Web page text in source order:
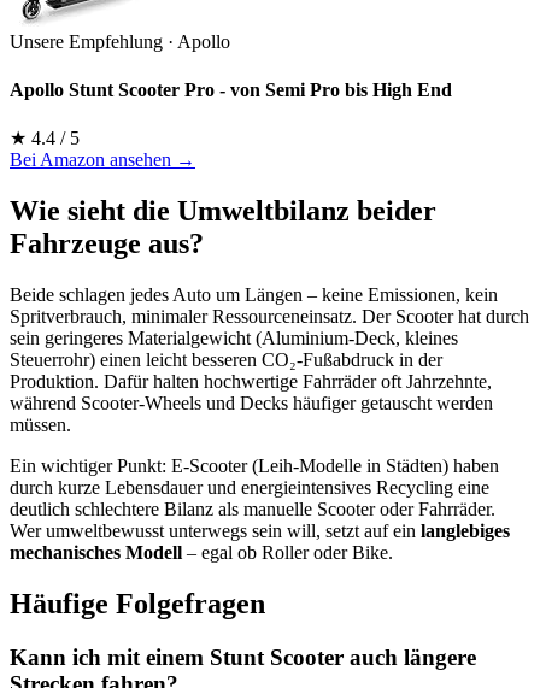
Unsere Empfehlung · Apollo
Apollo Stunt Scooter Pro - von Semi Pro bis High End
★ 4.4 / 5
Bei Amazon ansehen →
Wie sieht die Umweltbilanz beider
Fahrzeuge aus?
Beide schlagen jedes Auto um Längen – keine Emissionen, kein
Spritverbrauch, minimaler Ressourceneinsatz. Der Scooter hat durch
sein geringeres Materialgewicht (Aluminium-Deck, kleines
Steuerrohr) einen leicht besseren CO₂-Fußabdruck in der
Produktion. Dafür halten hochwertige Fahrräder oft Jahrzehnte,
während Scooter-Wheels und Decks häufiger getauscht werden
müssen.
Ein wichtiger Punkt: E-Scooter (Leih-Modelle in Städten) haben
durch kurze Lebensdauer und energieintensives Recycling eine
deutlich schlechtere Bilanz als manuelle Scooter oder Fahrräder.
Wer umweltbewusst unterwegs sein will, setzt auf ein langlebiges
mechanisches Modell – egal ob Roller oder Bike.
Häufige Folgefragen
Kann ich mit einem Stunt Scooter auch längere